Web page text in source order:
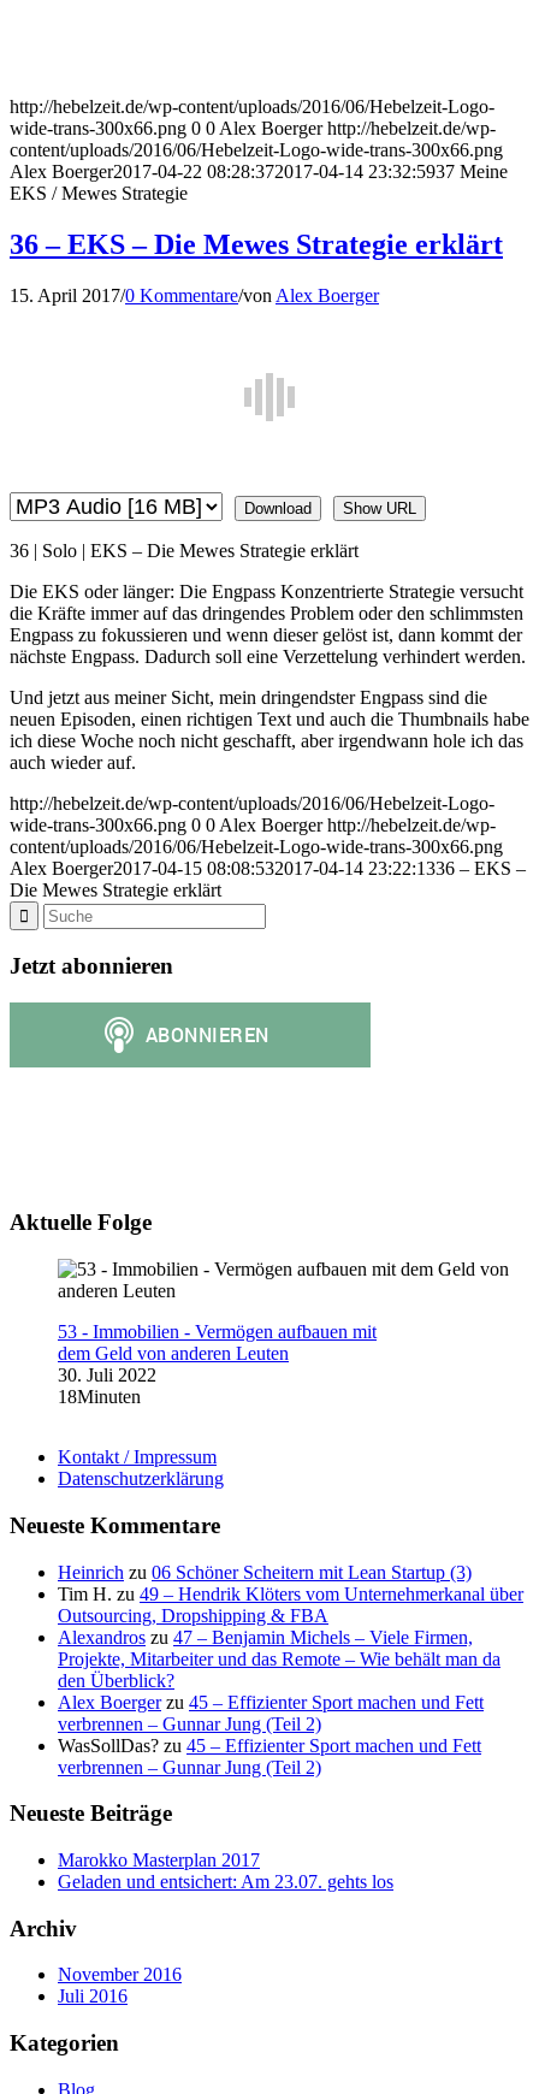
http://hebelzeit.de/wp-content/uploads/2016/06/Hebelzeit-Logo-
wide-trans-300x66.png 0 0Alex Boerger http://hebelzeit.de/wp-
content/uploads/2016/06/Hebelzeit-Logo-wide-trans-300x66.png
Alex Boerger2017-04-22 08:28:372017-04-14 23:32:5937 Meine
EKS / Mewes Strategie
36 – EKS – Die Mewes Strategie erklärt
15. April 2017/0 Kommentare/von Alex Boerger
Download Show URL
36 | Solo | EKS – Die Mewes Strategie erklärt
Die EKS oder länger: Die Engpass Konzentrierte Strategie versucht
die Kräfte immer auf das dringendes Problem oder den schlimmsten
Engpass zu fokussieren und wenn dieser gelöst ist, dann kommt der
nächste Engpass. Dadurch soll eine Verzettelung verhindert werden.
Und jetzt aus meiner Sicht, mein dringendster Engpass sind die
neuen Episoden, einen richtigen Text und auch die Thumbnails habe
ich diese Woche noch nicht geschafft, aber irgendwann hole ich das
auch wieder auf.
http://hebelzeit.de/wp-content/uploads/2016/06/Hebelzeit-Logo-
wide-trans-300x66.png 0 0 Alex Boerger http://hebelzeit.de/wp-
content/uploads/2016/06/Hebelzeit-Logo-wide-trans-300x66.png
Alex Boerger2017-04-15 08:08:532017-04-14 23:22:1336 – EKS –
Die Mewes Strategie erklärt
Jetzt abonnieren
Aktuelle Folge
53 - Immobilien - Vermögen aufbauen mit
dem Geld von anderen Leuten
30. Juli 2022
18Minuten
Kontakt / Impressum
Datenschutzerklärung
Neueste Kommentare
Heinrich zu 06 Schöner Scheitern mit Lean Startup (3)
Tim H. zu 49 – Hendrik Klöters vom Unternehmerkanal über
Outsourcing, Dropshipping & FBA
Alexandros zu 47 – Benjamin Michels – Viele Firmen,
Projekte, Mitarbeiter und das Remote – Wie behält man da
den Überblick?
Alex Boergerzu 45 – Effizienter Sport machen und Fett
verbrennen – Gunnar Jung (Teil 2)
WasSollDas? zu 45 – Effizienter Sport machen und Fett
verbrennen – Gunnar Jung (Teil 2)
Neueste Beiträge
Marokko Masterplan 2017
Geladen und entsichert: Am 23.07. gehts los
Archiv
November 2016
Juli 2016
Kategorien
Blog